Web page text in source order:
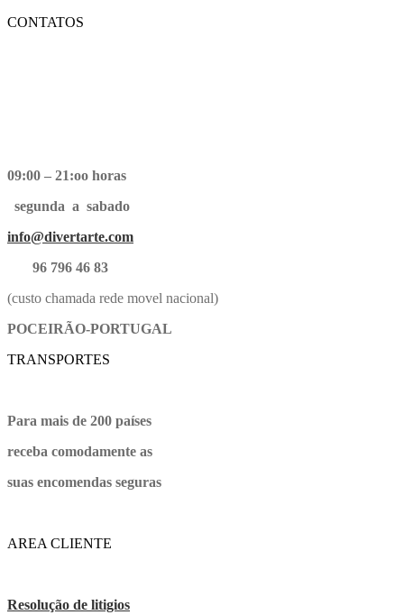
CONTATOS
09:00 – 21:oo horas
segunda a sabado
info@divertarte.com
96 796 46 83
(custo chamada rede movel nacional)
POCEIRÃO-PORTUGAL
TRANSPORTES
Para mais de 200 países
receba comodamente as
suas encomendas seguras
AREA CLIENTE
Resolução de litigios